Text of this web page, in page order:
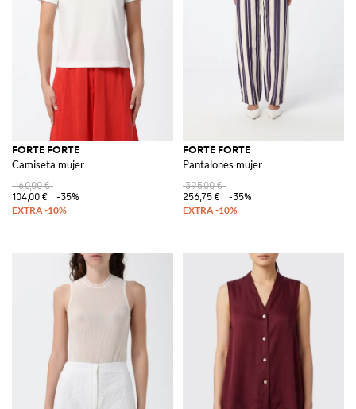
FORTE FORTE
Camiseta mujer
160,00 €
104,00 €
-35%
FORTE FORTE
Pantalones mujer
395,00 €
256,75 €
-35%